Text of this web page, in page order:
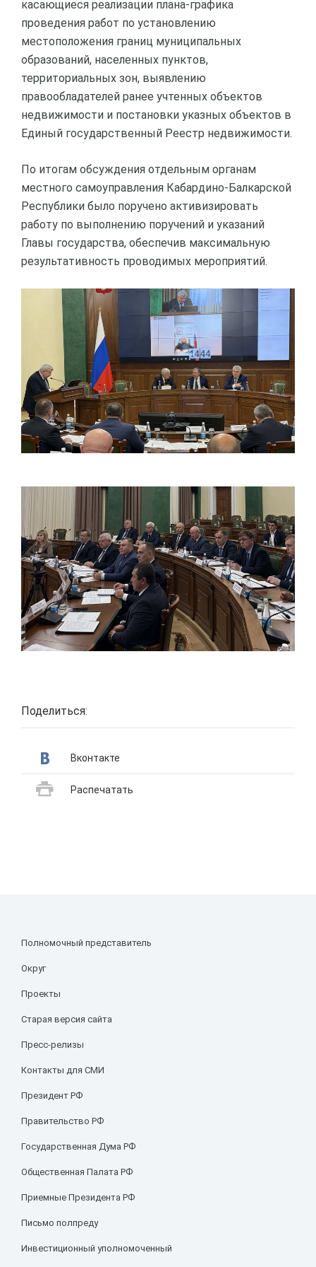
касающиеся реализации плана-графика
проведения работ по установлению
местоположения границ муниципальных
образований, населенных пунктов,
территориальных зон, выявлению
правообладателей ранее учтенных объектов
недвижимости и постановки указных объектов в
Единый государственный Реестр недвижимости.
По итогам обсуждения отдельным органам
местного самоуправления Кабардино-Балкарской
Республики было поручено активизировать
работу по выполнению поручений и указаний
Главы государства, обеспечив максимальную
результативность проводимых мероприятий.
Поделиться:
Вконтакте
Распечатать
Полномочный представитель
Округ
Проекты
Старая версия сайта
Пресс-релизы
Контакты для СМИ
Президент РФ
Правительство РФ
Государственная Дума РФ
Общественная Палата РФ
Приемные Президента РФ
Письмо полпреду
Инвестиционный уполномоченный